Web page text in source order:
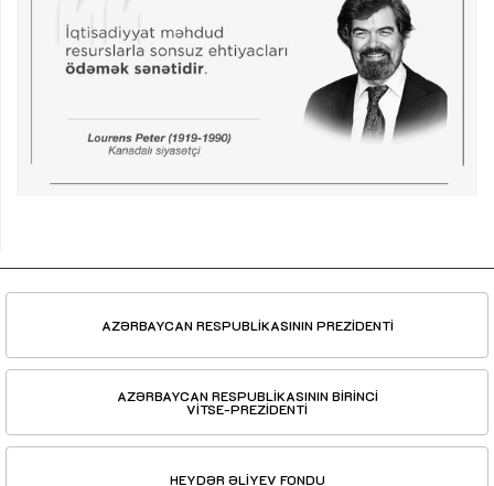
AZƏRBAYCAN RESPUBLİKASININ PREZİDENTİ
AZƏRBAYCAN RESPUBLİKASININ BİRİNCİ
VİTSE-PREZİDENTİ
HEYDƏR ƏLİYEV FONDU